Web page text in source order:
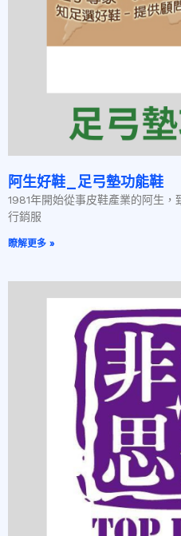
阿生好鞋_足弓墊功能鞋
1981年開始從事皮鞋產業的阿生
行銷服
瞭解更多 »